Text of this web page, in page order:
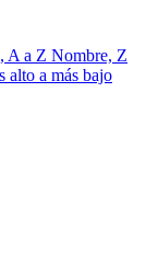
A a Z Nombre, Z
alto a más bajo